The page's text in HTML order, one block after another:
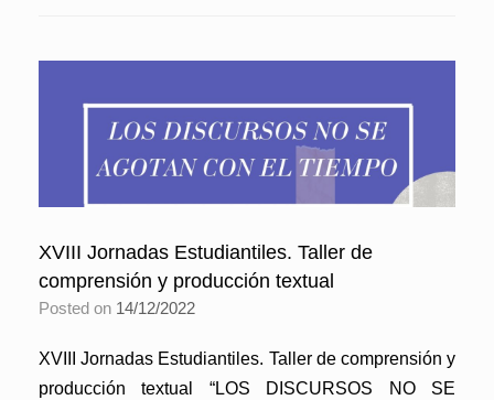
XVIII Jornadas Estudiantiles. Taller de
comprensión y producción textual
Posted on 14/12/2022
XVIII Jornadas Estudiantiles. Taller de comprensión y
producción textual “LOS DISCURSOS NO SE